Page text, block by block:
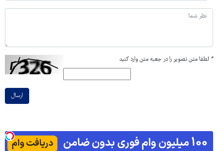
* لطفا متن تصویر را در جعبه متن وارد کنید
ارسال